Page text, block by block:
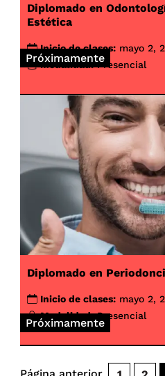
Próximamente
Diplomado en
Estética
Inicio de clases: mayo 2,
Modalidad: Presencial
Próximamente
Diplomado en
Inicio de clases: mayo 2,
Modalidad: Presencial